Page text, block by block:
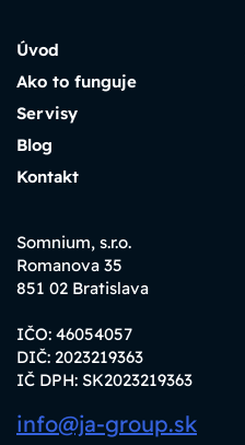
Úvod
Ako to funguje
Servisy
Blog
Kontakt
Somnium, s.r.o.
Romanova 35
851 02 Bratislava
IČO: 46054057
DIČ: 2023219363
IČ DPH: SK2023219363
info@ja-group.sk